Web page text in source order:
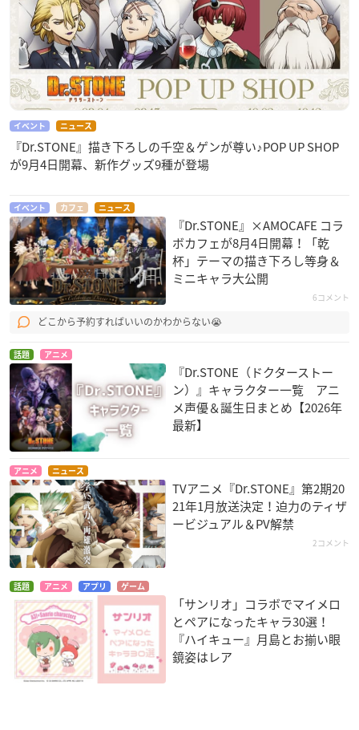
イベント ニュース
『Dr.STONE』描き下ろしの千空＆ゲンが尊い♪POP UP SHOP
が9月4日開幕、新作グッズ9種が登場
イベント カフェ ニュース
『Dr.STONE』×AMOCAFE コラ
ボカフェが8月4日開幕！「乾
杯」テーマの描き下ろし等身＆
ミニキャラ大公開
6コメント
どこから予約すればいいのかわからない😭
話題 アニメ
『Dr.STONE（ドクターストー
ン）』キャラクター一覧 アニ
メ声優＆誕生日まとめ【2026年
最新】
アニメ ニュース
TVアニメ『Dr.STONE』第2期20
21年1月放送決定！迫力のティザ
ービジュアル＆PV解禁
2コメント
話題 アニメ アプリ ゲーム
「サンリオ」コラボでマイメロ
とペアになったキャラ30選！
『ハイキュー』月島とお揃い眼
鏡姿はレア